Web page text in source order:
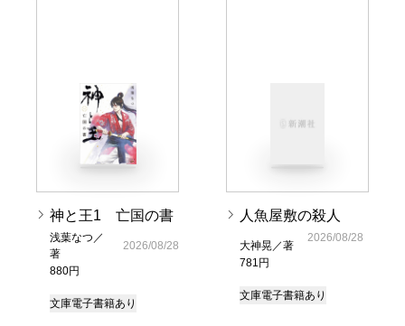
神と王1 亡国の書
浅葉なつ／
著
880円
2026/08/28
文庫電子書籍あり
人魚屋敷の殺人
大神晃／著
781円
2026/08/28
文庫電子書籍あり